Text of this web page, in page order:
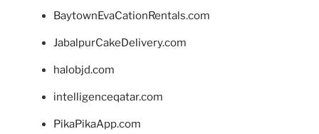
BaytownEvaCationRentals.com
JabalpurCakeDelivery.com
halobjd.com
intelligenceqatar.com
PikaPikaApp.com